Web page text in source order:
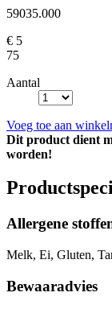
59035.000
€ 5
75
Aantal
Voeg toe aan
Dit product dient
worden!
Allergene
Melk, Ei, Gluten,
Bewaaradvies